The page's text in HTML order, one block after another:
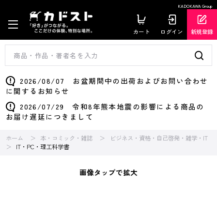
KADOKAWA Group
カート ログイン 新規登録
2026/08/07 お盆期間中の出荷およびお問い合わせ
に関するお知らせ
2026/07/29 令和8年熊本地震の影響による商品の
お届け遅延につきまして
ホーム 本・コミック・雑誌
ビジネス・資格・自己啓発・雑学・IT
IT・PC・理工科学書
画像タップで拡大